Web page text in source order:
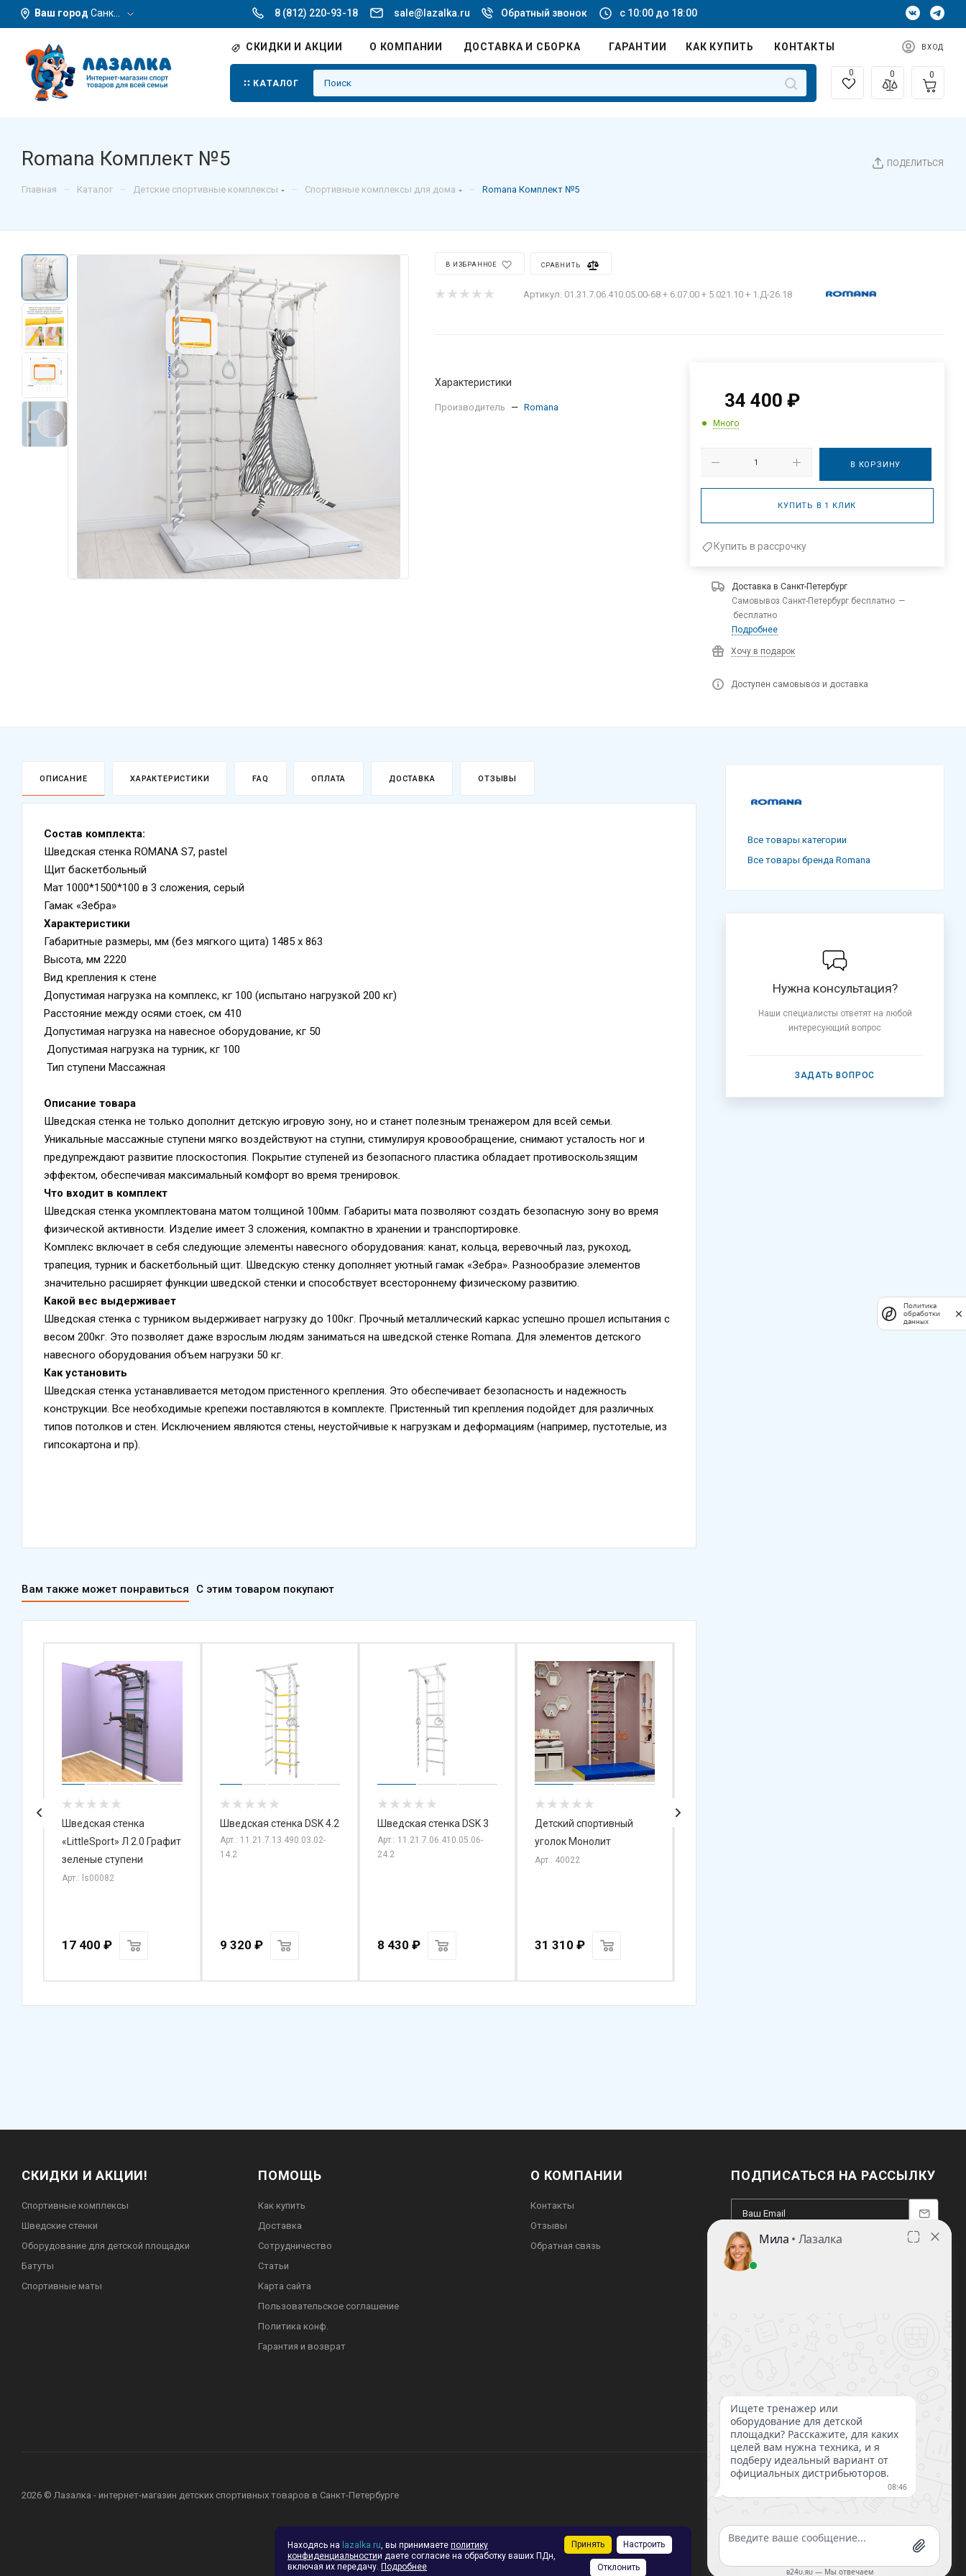
Ваш город Санкт-Петербург 8 (812) 220-93-18 sale@lazalka.ru Обратный звонок с 10:00 до 18:00
СКИДКИ И АКЦИИ О КОМПАНИИ ДОСТАВКА И СБОРКА ГАРАНТИИ КАК КУПИТЬ КОНТАКТЫ ВХОД
КАТАЛОГ
0 0 0
ПОДЕЛИТЬСЯ
Romana Комплект №5
Главная – Каталог – Детские спортивные комплексы – Спортивные комплексы для дома – Romana Комплект №5
В ИЗБРАННОЕ СРАВНИТЬ
Артикул: 01.31.7.06.410.05.00-68 + 6.07.00 + 5.021.10 + 1.Д-26.18
Характеристики
Производитель — Romana 34 400 ₽
Много
В КОРЗИНУ
КУПИТЬ В 1 КЛИК
Купить в рассрочку
Доставка в Санкт-Петербург
Самовывоз Санкт-Петербург бесплатно —
бесплатно
Подробнее
Хочу в подарок
Доступен самовывоз и доставка
ОПИСАНИЕ ХАРАКТЕРИСТИКИ FAQ ОПЛАТА ДОСТАВКА ОТЗЫВЫ
Состав комплекта:
Шведская стенка ROMANA S7, pastel
Щит баскетбольный
Мат 1000*1500*100 в 3 сложения, серый
Гамак «Зебра»
Характеристики
Габаритные размеры, мм (без мягкого щита) 1485 x 863
Высота, мм 2220
Вид крепления к стене
Допустимая нагрузка на комплекс, кг 100 (испытано нагрузкой 200 кг)
Расстояние между осями стоек, см 410
Допустимая нагрузка на навесное оборудование, кг 50
Допустимая нагрузка на турник, кг 100
Тип ступени Массажная
Описание товара
Шведская стенка не только дополнит детскую игровую зону, но и станет полезным тренажером для всей семьи.
Уникальные массажные ступени мягко воздействуют на ступни, стимулируя кровообращение, снимают усталость ног и
предупреждают развитие плоскостопия. Покрытие ступеней из безопасного пластика обладает противоскользящим
эффектом, обеспечивая максимальный комфорт во время тренировок.
Что входит в комплект
Шведская стенка укомплектована матом толщиной 100мм. Габариты мата позволяют создать безопасную зону во время
физической активности. Изделие имеет 3 сложения, компактно в хранении и транспортировке.
Комплекс включает в себя следующие элементы навесного оборудования: канат, кольца, веревочный лаз, рукоход,
трапеция, турник и баскетбольный щит. Шведскую стенку дополняет уютный гамак «Зебра». Разнообразие элементов
значительно расширяет функции шведской стенки и способствует всестороннему физическому развитию.
Какой вес выдерживает
Шведская стенка с турником выдерживает нагрузку до 100кг. Прочный металлический каркас успешно прошел испытания с
весом 200кг. Это позволяет даже взрослым людям заниматься на шведской стенке Romana. Для элементов детского
навесного оборудования объем нагрузки 50 кг.
Как установить
Шведская стенка устанавливается методом пристенного крепления. Это обеспечивает безопасность и надежность
конструкции. Все необходимые крепежи поставляются в комплекте. Пристенный тип крепления подойдет для различных
типов потолков и стен. Исключением являются стены, неустойчивые к нагрузкам и деформациям (например, пустотелые, из
гипсокартона и пр).
Вам также может понравиться С этим товаром покупают
Шведская стенка
«LittleSport» Л 2.0 Графит
зеленые ступени
Арт.: ls00082
17 400 ₽
Шведская стенка DSK 4.2
Арт.: 11.21.7.13.490.03.02-
14.2
9 320 ₽
Шведская стенка DSK 3
Арт.: 11.21.7.06.410.05.06-
24.2
8 430 ₽
Детский спортивный
уголок Монолит
Арт.: 40022
31 310 ₽
Все товары категории
Все товары бренда Romana
Нужна консультация?
Наши специалисты ответят на любой
интересующий вопрос
ЗАДАТЬ ВОПРОС
СКИДКИ И АКЦИИ!
Спортивные комплексы
Шведские стенки
Оборудование для детской площадки
Батуты
Спортивные маты
ПОМОЩЬ
Как купить
Доставка
Сотрудничество
Статьи
Карта сайта
Пользовательское соглашение
Политика конф.
Гарантия и возврат
О КОМПАНИИ
Контакты
Отзывы
Обратная связь
ПОДПИСАТЬСЯ НА РАССЫЛКУ
8 (812) 220-93-18
2026 © Лазалка - интернет-магазин детских спортивных товаров в Санкт-Петербурге
Находясь на lazalka.ru, вы принимаете политику
конфиденциальностии даете согласие на обработку ваших ПДн,
включая их передачу. Подробнее
Принять Настроить
Отклонить
Политика
обработки
данных